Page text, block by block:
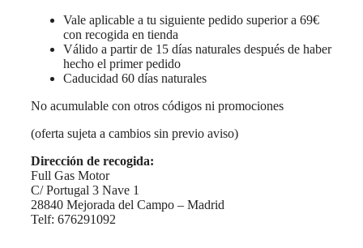
Vale aplicable a tu siguiente pedido superior a 69€
con recogida en tienda
Válido a partir de 15 días naturales después de haber
hecho el primer pedido
Caducidad 60 días naturales
No acumulable con otros códigos ni promociones
(oferta sujeta a cambios sin previo aviso)
Dirección de recogida:
Full Gas Motor
C/ Portugal 3 Nave 1
28840 Mejorada del Campo – Madrid
Telf: 676291092